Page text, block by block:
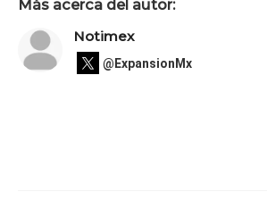
Más acerca del autor:
Notimex
@ExpansionMx